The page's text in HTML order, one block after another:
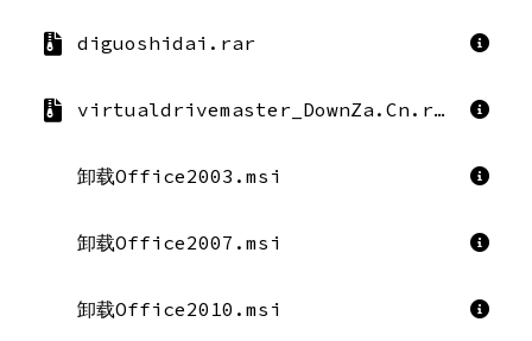
diguoshidai.rar
virtualdrivemaster_DownZa.Cn.rar
卸载Office2003.msi
卸载Office2007.msi
卸载Office2010.msi